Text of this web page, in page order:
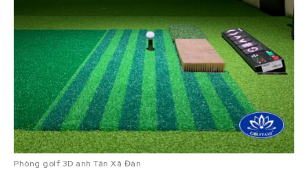
Phòng golf 3D anh Tân Xã Đàn